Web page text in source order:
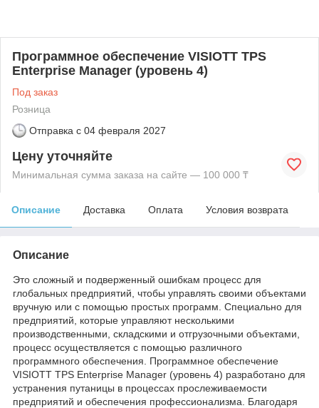
Программное обеспечение VISIOTT TPS
Enterprise Manager (уровень 4)
Под заказ
Розница
Отправка с 04 февраля 2027
Цену уточняйте
Минимальная сумма заказа на сайте — 100 000 ₸
Описание Доставка Оплата Условия возврата
Описание
Это сложный и подверженный ошибкам процесс для
глобальных предприятий, чтобы управлять своими объектами
вручную или с помощью простых программ. Специально для
предприятий, которые управляют несколькими
производственными, складскими и отгрузочными объектами,
процесс осуществляется с помощью различного
программного обеспечения. Программное обеспечение
VISIOTT TPS Enterprise Manager (уровень 4) разработано для
устранения путаницы в процессах прослеживаемости
предприятий и обеспечения профессионализма. Благодаря